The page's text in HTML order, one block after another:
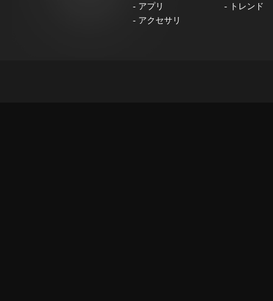
- アプリ -
トレンド
- アクセサリ